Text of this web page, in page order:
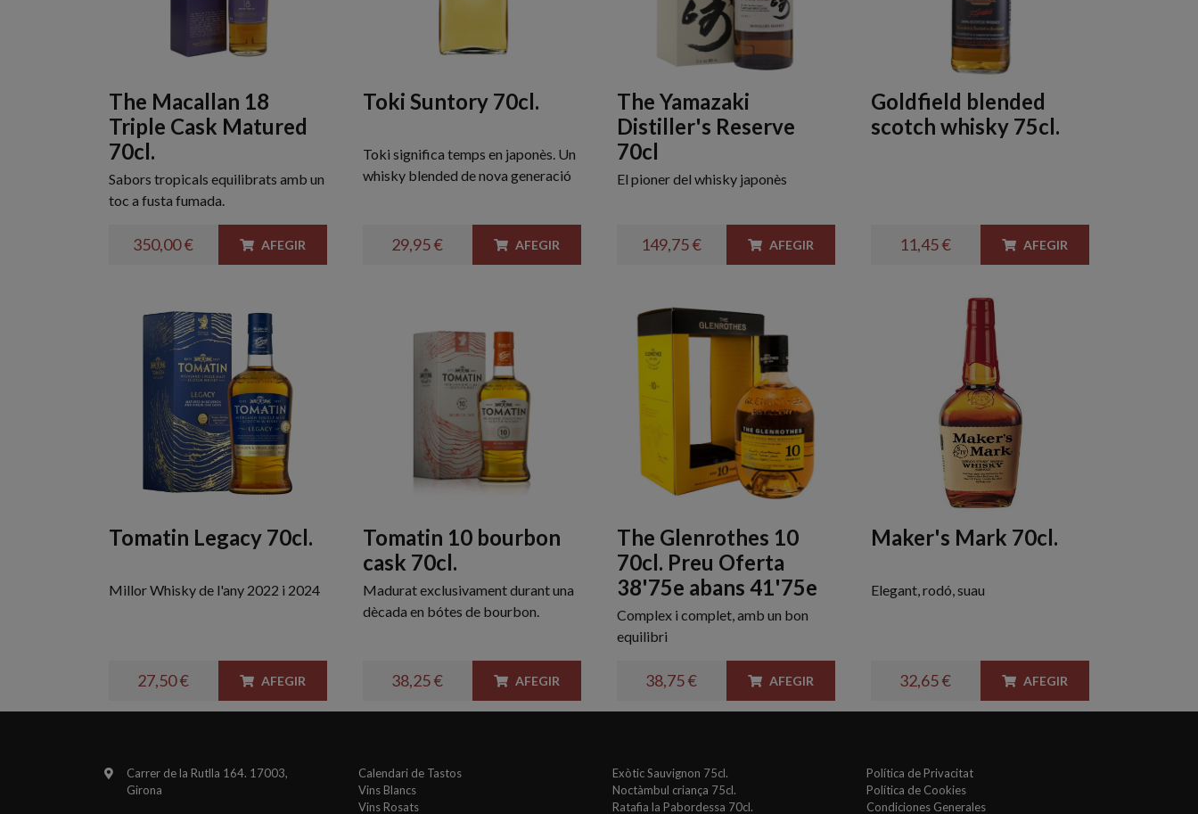
The Macallan 18
Triple Cask Matured
70cl.
Sabors tropicals equilibrats amb un
toc a fusta fumada.
350,00 € AFEGIR
Toki Suntory 70cl.
Toki significa temps en japonès. Un
whisky blended de nova generació
29,95 € AFEGIR
The Yamazaki
Distiller's Reserve
70cl
El pioner del whisky japonès
149,75 € AFEGIR
Goldfield blended
scotch whisky 75cl.
11,45 € AFEGIR
Tomatin Legacy 70cl.
Millor Whisky de l'any 2022 i 2024
27,50 € AFEGIR
Tomatin 10 bourbon
cask 70cl.
Madurat exclusivament durant una
dècada en bótes de bourbon.
38,25 € AFEGIR
The Glenrothes 10
70cl. Preu Oferta
38'75e abans 41'75e
Complex i complet, amb un bon
equilibri
38,75 € AFEGIR
Maker's Mark 70cl.
Elegant, rodó, suau
32,65 € AFEGIR
Carrer de la Rutlla 164. 17003,
Girona
Calendari de Tastos
Vins Blancs
Vins Rosats
Exòtic Sauvignon 75cl.
Noctàmbul criança 75cl.
Ratafia la Pabordessa 70cl.
Política de Privacitat
Política de Cookies
Condiciones Generales